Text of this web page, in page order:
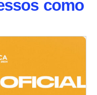
como